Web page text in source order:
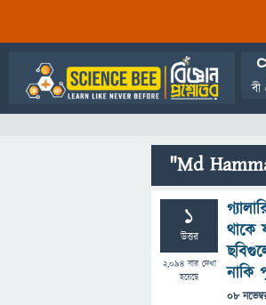
"Md
1
উত্তর
2,094বার দেখা
হয়েছে
থাকে
নাকি
08